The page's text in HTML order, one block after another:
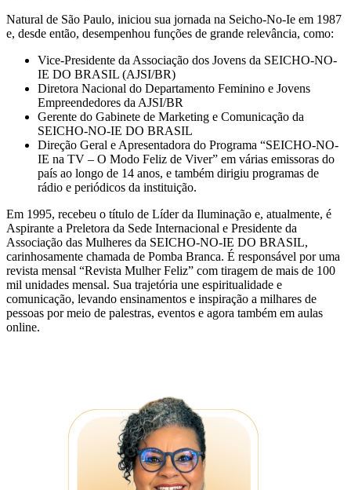
Natural de São Paulo, iniciou sua jornada na Seicho-No-Ie em 1987
e, desde então, desempenhou funções de grande relevância, como:
Vice-Presidente da Associação dos Jovens da SEICHO-NO-
IE DO BRASIL (AJSI/BR)
Diretora Nacional do Departamento Feminino e Jovens
Empreendedores da AJSI/BR
Gerente do Gabinete de Marketing e Comunicação da
SEICHO-NO-IE DO BRASIL
Direção Geral e Apresentadora do Programa “SEICHO-NO-
IE na TV – O Modo Feliz de Viver” em várias emissoras do
país ao longo de 14 anos, e também dirigiu programas de
rádio e periódicos da instituição.
Em 1995, recebeu o título de Líder da Iluminação e, atualmente, é
Aspirante a Preletora da Sede Internacional e Presidente da
Associação das Mulheres da SEICHO-NO-IE DO BRASIL,
carinhosamente chamada de Pomba Branca. É responsável por uma
revista mensal “Revista Mulher Feliz” com tiragem de mais de 100
mil unidades mensal. Sua trajetória une espiritualidade e
comunicação, levando ensinamentos e inspiração a milhares de
pessoas por meio de palestras, eventos e agora também em aulas
online.